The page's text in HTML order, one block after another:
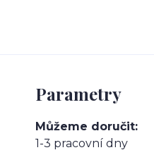
Parametry
Můžeme doručit
1-3 pracovní dny